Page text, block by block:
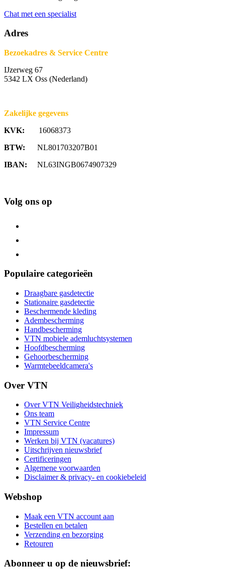
Chat met een specialist
Adres
Bezoekadres & Service Centre
IJzerweg 67
5342 LX Oss (Nederland)
Zakelijke gegevens
KVK: 16068373
BTW: NL801703207B01
IBAN: NL63INGB0674907329
Volg ons op
Populaire categorieën
Draagbare gasdetectie
Stationaire gasdetectie
Beschermende kleding
Adembescherming
Handbescherming
VTN mobiele ademluchtsystemen
Hoofdbescherming
Gehoorbescherming
Warmtebeeldcamera's
Over VTN
Over VTN Veiligheidstechniek
Ons team
VTN Service Centre
Impressum
Werken bij VTN (vacatures)
Uitschrijven nieuwsbrief
Certificeringen
Algemene voorwaarden
Disclaimer & privacy- en cookiebeleid
Webshop
Maak een VTN account aan
Bestellen en betalen
Verzending en bezorging
Retouren
Abonneer u op de nieuwsbrief: